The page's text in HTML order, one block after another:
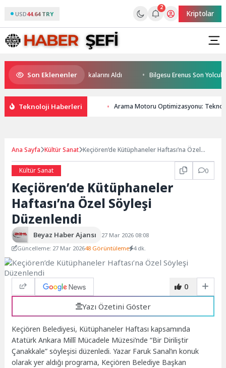
USD44.64 TRY
2
Kriptolar
Son Eklenenler
Yüzücüleri Sertifikalarını Aldı Bilgesu Erenus Son
Teknoloji Haberleri Arama Motoru Optimizasyonu:
Ana Sayfa Kültür Sanat Keçiören’de Kütüphaneler Haftası’na Özel
Kültür Sanat
0
Keçiören’de Kütüphaneler
Haftası’na Özel Söyleşi
Düzenlendi
Beyaz Haber Ajansı
27 Mar 2026 08:08
Güncelleme: 27 Mar 202648 Görüntüleme 4 dk.
0
Yazı Özetini Göster
Keçiören Belediyesi, Kütüphaneler Haftası kapsamında
Atatürk Ankara Millî Mücadele Müzesi’nde “Bir Diriliştir
Çanakkale” söyleşisi düzenledi. Yazar Faruk Sanal’ın konuk
olarak yer aldığı programa, Keçiören Belediye Başkan